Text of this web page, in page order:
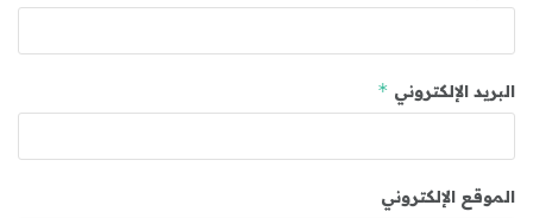
البريد الإلكتروني *
الموقع الإلكتروني